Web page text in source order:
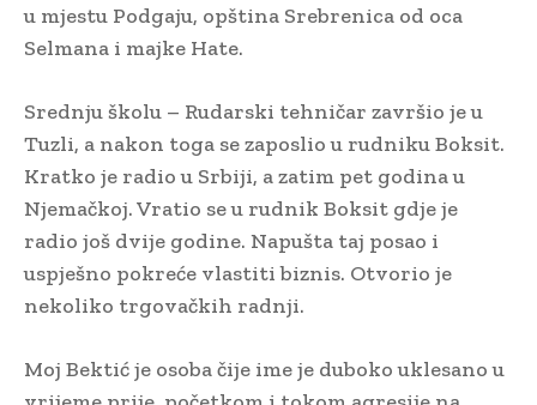
u mjestu Podgaju, opština Srebrenica od oca
Selmana i majke Hate.
Srednju školu – Rudarski tehničar završio je u
Tuzli, a nakon toga se zaposlio u rudniku Boksit.
Kratko je radio u Srbiji, a zatim pet godina u
Njemačkoj. Vratio se u rudnik Boksit gdje je
radio još dvije godine. Napušta taj posao i
uspješno pokreće vlastiti biznis. Otvorio je
nekoliko trgovačkih radnji.
Moj Bektić je osoba čije ime je duboko uklesano u